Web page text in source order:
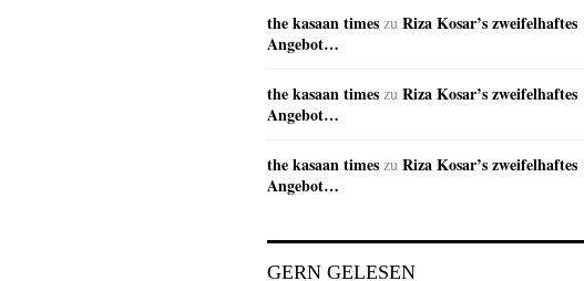
the kasaan times zu Riza Kosar’s zweifelhaftes
Angebot…
the kasaan times zu Riza Kosar’s zweifelhaftes
Angebot…
the kasaan times zu Riza Kosar’s zweifelhaftes
Angebot…
GERN GELESEN